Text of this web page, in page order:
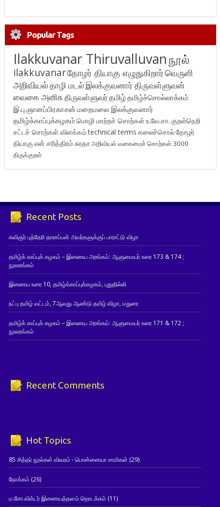
Popular Tags
Ilakkuvanar Thiruvalluvanநூல்
ilakkuvanarதோழர் தியாகு எழுதுகிறார்வெருளி
அறிவியல்தாழி மடல்இலக்குவனார் திருவள்ளுவன்
வைகை அனிசுதிருவள்ளுவர்தமிழ்தமிழ்ச்சொல்லாக்கம்
இ.பு.ஞானப்பிரகாசன் மறைமலை இலக்குவனார்
தமிழ்க்காப்புக்கழகம் மொழி மாற்றச் சொற்கள்உ.வே.சா. குறள்நெறி
சட்டச் சொற்கள் விளக்கம்technical terms கலைச்சொல்தோழர்
தியாகுஎன் சரித்திரம்சுரதாஅறிவியல் வகைமைச் சொற்கள் 3000
திருக்குறள்
Recent Posts
கவிஞர் புத்தேரி தானப்பன் அவர்களுக்குப் பாராட்டு விழா
தமிழ்க் காப்புக் கழகம் – இணைய அரங்கம்: ஆளுமையர் உரை 173 & 174 ;
நூலரங்கம்
இணைய உரை 10, தமிழ்க்காப்புக்கழகம், புதுதில்லி
நட்பு தமிழ் வட்டம், 7ஆவது ஆண்டு தமிழ் விழா, மதுரை
தமிழ்க் காப்புக் கழகம் – இணைய அரங்கம்: ஆளுமையர் உரை 171 & 172 ;
நூலரங்கம்
Recent Comments
Hot Topics
85 சித்தர் நூல்கள் விவரம் - பொன்னையா சாமிகள் (29)
நோக்கம் (26)
ம.சோ.விக்டர் இணையத்தளம் தொடக்கம் (11)